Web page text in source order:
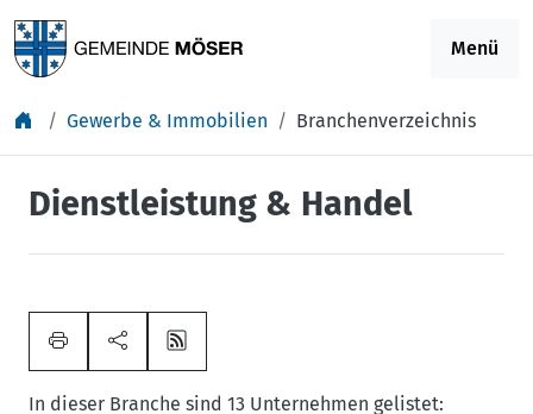
Menü
Gewerbe & Immobilien Branchenverzeichnis
Dienstleistung & Handel
In dieser Branche sind 13 Unternehmen gelistet: